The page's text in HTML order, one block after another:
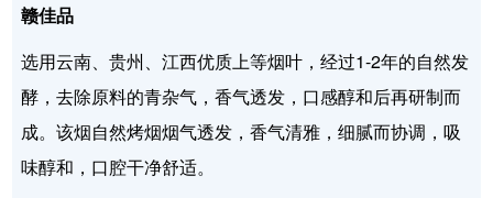
赣佳品
选用云南、贵州、江西优质上等烟叶，经过1-2年的自然发
酵，去除原料的青杂气，香气透发，口感醇和后再研制而
成。该烟自然烤烟烟气透发，香气清雅，细腻而协调，吸
味醇和，口腔干净舒适。